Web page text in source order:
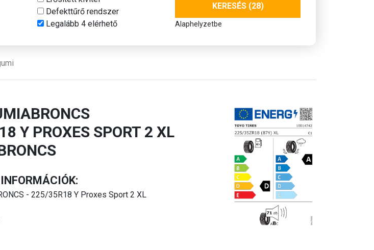
Defekttűrő rendszer
Legalább 4 elérhető
KERESÉS (28)
Alaphelyzetbe
Y PROXES SPORT 2 XL
- 225/35R18 Y Proxes Sport 2 XL